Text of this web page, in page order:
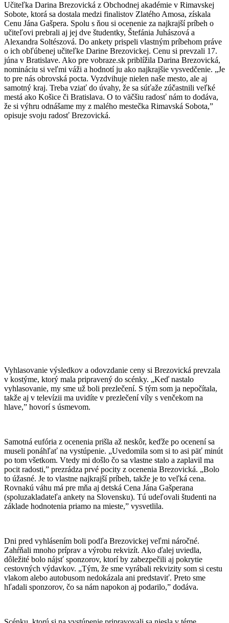
Učiteľka Darina Brezovická z Obchodnej akadémie v Rimavskej
Sobote, ktorá sa dostala medzi finalistov Zlatého Amosa, získala
Cenu Jána Gašpera. Spolu s ňou si ocenenie za najkrajší príbeh o
učiteľovi prebrali aj jej dve študentky, Štefánia Juhászová a
Alexandra Soltészová. Do ankety prispeli vlastným príbehom práve
o ich obľúbenej učiteľke Darine Brezovickej. Cenu si prevzali 17.
júna v Bratislave. Ako pre vobraze.sk priblížila Darina Brezovická,
nomináciu si veľmi váži a hodnotí ju ako najkrajšie vysvedčenie. „Je
to pre nás obrovská pocta. Vyzdvihuje nielen naše mesto, ale aj
samotný kraj. Treba vziať do úvahy, že sa súťaže zúčastnili veľké
mestá ako Košice či Bratislava. O to väčšiu radosť nám to dodáva,
že si výhru odnášame my z malého mestečka Rimavská Sobota,”
opisuje svoju radosť Brezovická.
Vyhlasovanie výsledkov a odovzdanie ceny si Brezovická prevzala
v kostýme, ktorý mala pripravený do scénky. „Keď nastalo
vyhlasovanie, my sme už boli prezlečení. S tým som ja nepočítala,
takže aj v televízii ma uvidíte v prezlečení víly s venčekom na
hlave,” hovorí s úsmevom.
Samotná eufória z ocenenia prišla až neskôr, keďže po ocenení sa
museli ponáhľať na vystúpenie. „Uvedomila som si to asi päť minút
po tom všetkom. Vtedy mi došlo čo sa vlastne stalo a zaplavil ma
pocit radosti,” prezrádza prvé pocity z ocenenia Brezovická. „Bolo
to úžasné. Je to vlastne najkrajší príbeh, takže je to veľká cena.
Rovnakú váhu má pre mňa aj detská Cena Jána Gašperana
(spoluzakladateľa ankety na Slovensku). Tú udeľovali študenti na
základe hodnotenia priamo na mieste,” vysvetlila.
Dni pred vyhlásením boli podľa Brezovickej veľmi náročné.
Zahŕňali mnoho príprav a výrobu rekvizít. Ako ďalej uviedla,
dôležité bolo nájsť sponzorov, ktorí by zabezpečili aj pokrytie
cestovných výdavkov. „Tým, že sme vyrábali rekvizity som si cestu
vlakom alebo autobusom nedokázala ani predstaviť. Preto sme
hľadali sponzorov, čo sa nám napokon aj podarilo,” dodáva.